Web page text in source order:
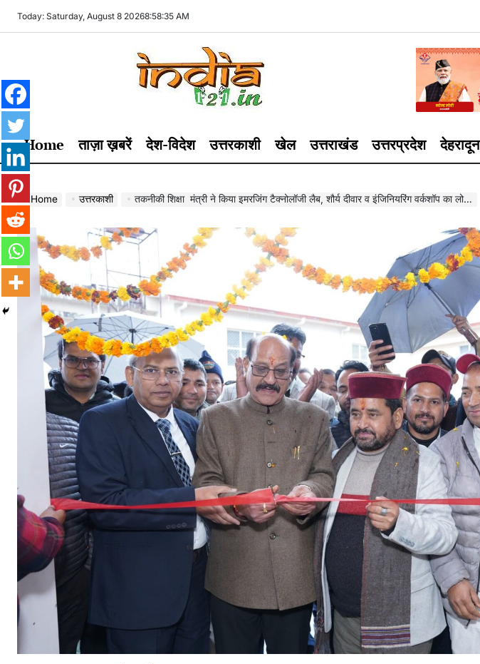
Today: Saturday, August 8 20268:58:37 AM
India121
Home ताज़ा ख़बरें देश-विदेश उत्तरकाशी खेल उत्तराखंड उत्तरप्रदेश देहरादून
Home उत्तरकाशी तकनीकी शिक्षा मंत्री ने किया इमरजिंग टैक्नोलाॅजी लैब, शौर्य दीवार व इंजिनियरिंग वर्कशॉप का लोकार्पण